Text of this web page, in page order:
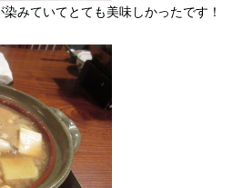
みていてとても美味しかったです！